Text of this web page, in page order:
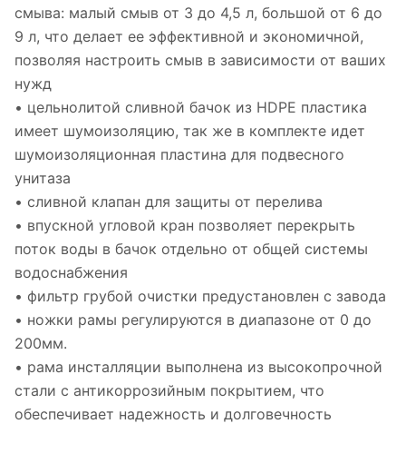
смыва: малый смыв от 3 до 4,5 л, большой от 6 до
9 л, что делает ее эффективной и экономичной,
позволяя настроить смыв в зависимости от ваших
нужд
• цельнолитой сливной бачок из HDPE пластика
имеет шумоизоляцию, так же в комплекте идет
шумоизоляционная пластина для подвесного
унитаза
• сливной клапан для защиты от перелива
• впускной угловой кран позволяет перекрыть
поток воды в бачок отдельно от общей системы
водоснабжения
• фильтр грубой очистки предустановлен с завода
• ножки рамы регулируются в диапазоне от 0 до
200мм.
• рама инсталляции выполнена из высокопрочной
стали с антикоррозийным покрытием, что
обеспечивает надежность и долговечность